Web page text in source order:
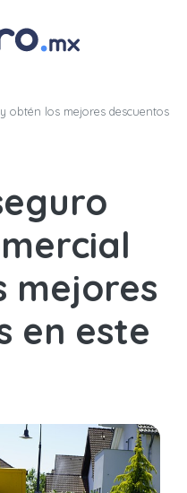
obtén los mejores descuentos
mejores
en este